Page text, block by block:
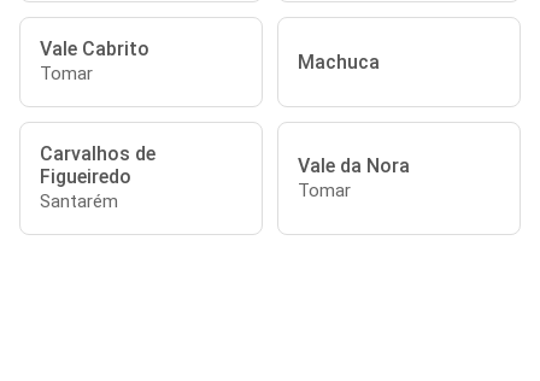
Vale Cabrito
Tomar Machuca
Carvalhos de
Figueiredo
Santarém
Vale da Nora
Tomar